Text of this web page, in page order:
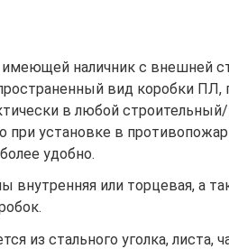
наличник с внешней
вид коробки
в любой
при установке в
удобно.
внутренняя или торцевая, а
из стального уголка, листа,